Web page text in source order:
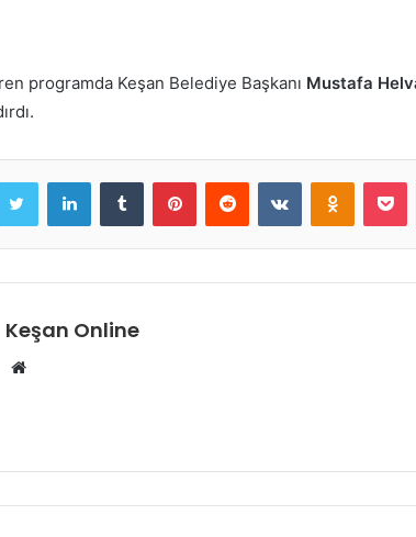
programda Keşan Belediye Başkanı Mustafa
Twitter LinkedInTumblr PinterestReddit VKontakte
Keşan Online
Web